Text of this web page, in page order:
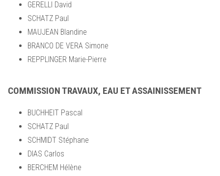
GERELLI David
SCHATZ Paul
MAUJEAN Blandine
BRANCO DE VERA Simone
REPPLINGER Marie-Pierre
COMMISSION TRAVAUX, EAU ET ASSAINISSEMENT
BUCHHEIT Pascal
SCHATZ Paul
SCHMIDT Stéphane
DIAS Carlos
BERCHEM Hélène